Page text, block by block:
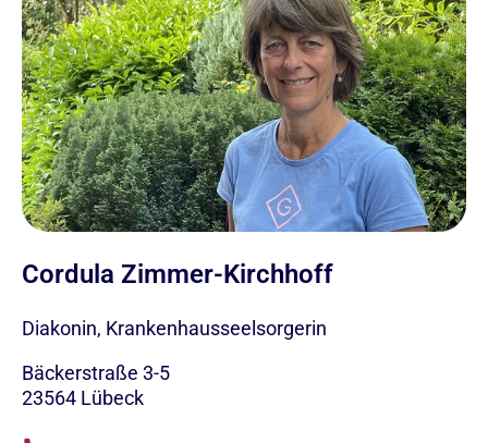
Cordula Zimmer-Kirchhoff
Diakonin, Krankenhausseelsorgerin
Bäckerstraße 3-5
23564 Lübeck